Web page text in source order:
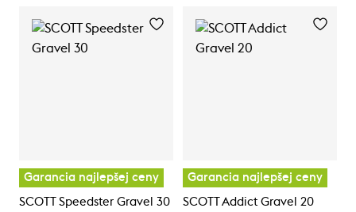
Garancia najlepšej ceny
SCOTT Speedster Gravel 30
Garancia najlepšej ceny
SCOTT Addict Gravel 20